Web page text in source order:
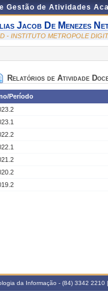
Gestão de Atividades
Jacob De Menezes
- INSTITUTO METROPOLE
Relatórios de Atividade
Período
da Informação - (84) 3342